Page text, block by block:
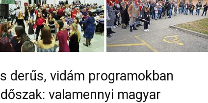
derűs, vidám programokban
valamennyi magyar